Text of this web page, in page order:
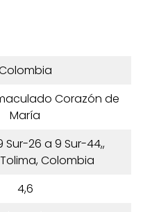
Corazón de
María
Sur-26 a 9 Sur-44,,
Colombia
4,6